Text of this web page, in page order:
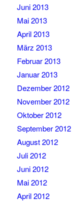
Juni 2013
Mai 2013
April 2013
März 2013
Februar 2013
Januar 2013
Dezember 2012
November 2012
Oktober 2012
September 2012
August 2012
Juli 2012
Juni 2012
Mai 2012
April 2012